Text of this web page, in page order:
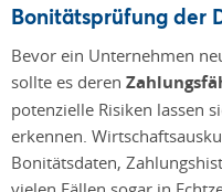
Bonitätsprüfung der
Bevor ein Unternehmen
sollte es deren
potenzielle Risiken lassen
erkennen.
Bonitätsdaten,